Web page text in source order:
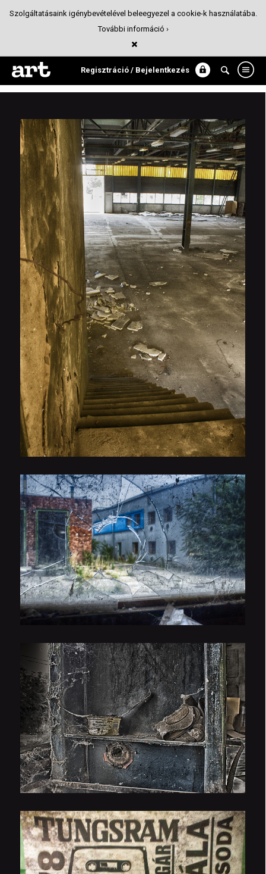
Regisztráció / Bejelentkezés
URBEX: MISKOLCI DRÓTGYÁR
Építészet
Szolgáltatásaink igénybevételével beleegyezel a cookie-k használatába.
További információ ›